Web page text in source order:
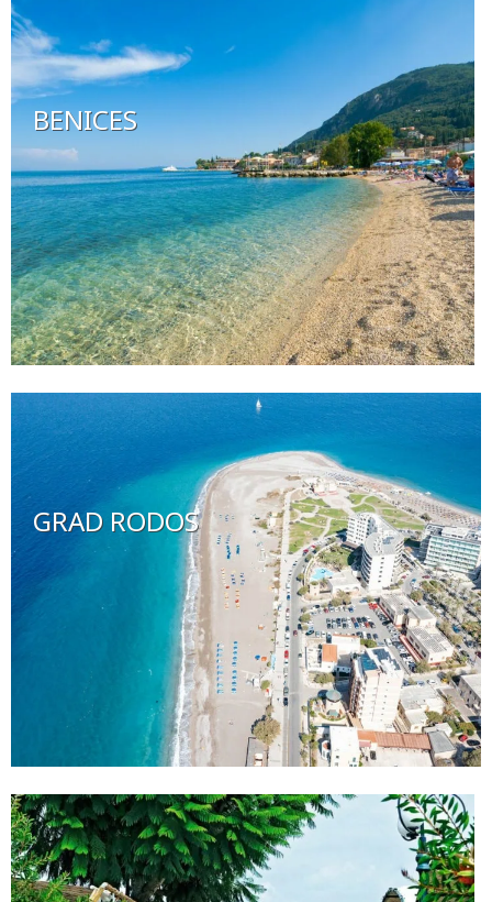
BENICES
GRAD RODOS